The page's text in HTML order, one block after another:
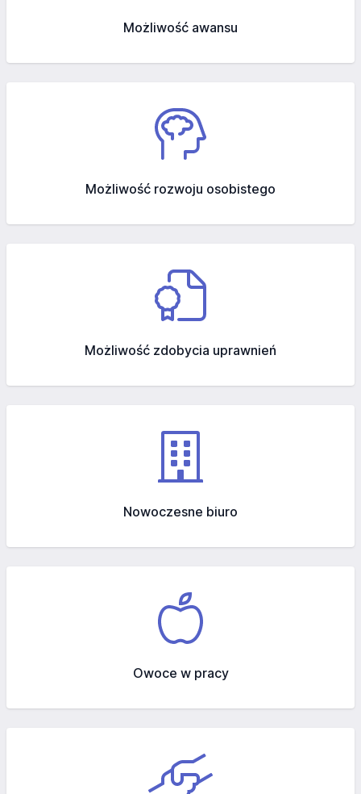
Możliwość awansu
Możliwość rozwoju osobistego
Możliwość zdobycia uprawnień
Nowoczesne biuro
Owoce w pracy